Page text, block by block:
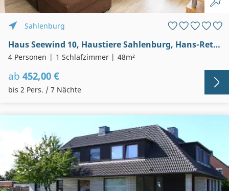
Sahlenburg
Haus Seewind 10, Haustiere Sahlenburg, Hans-Retzlaff-Str. 4, Haustiere erlaubt
4 Personen 1 Schlafzimmer 48m²
ab 452,00 €
bis 2 Pers. / 7 Nächte